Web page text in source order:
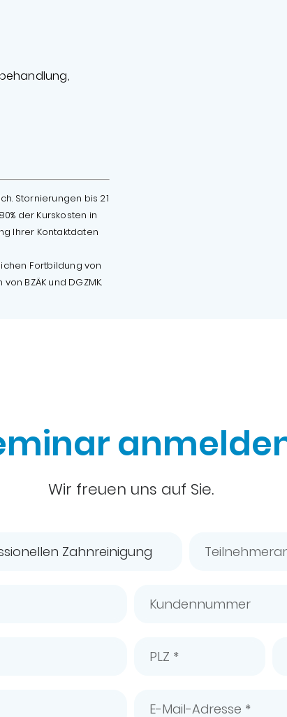
Stornierungen bis 21
der Kurskosten in
Ihrer Kontaktdaten
Fortbildung von
BZÄK und DGZMK.
Wir freuen uns auf Sie.